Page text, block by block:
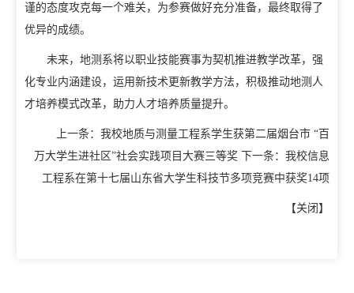
谨的态度攻克每一个难关，为参赛做好充分准备，最终取得了
优异的成绩。
未来，地测系将以职业技能赛事为契机推进教学改革，强
化专业内涵建设，运用新技术更新教学方法，积极推动地测人
才培养模式改革，助力人才培养质量提升。
上一条： 我校地质与测量工程系学生获第二届烟台市 “百
万大学生进社区”社会实践项目大赛三等奖下一条： 我校信息
工程系在第十七届山东省大学生科技节多项竞赛中获奖14项
【关闭 】